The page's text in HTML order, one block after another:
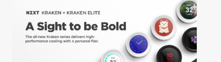
TIETOA
HINTA.FI